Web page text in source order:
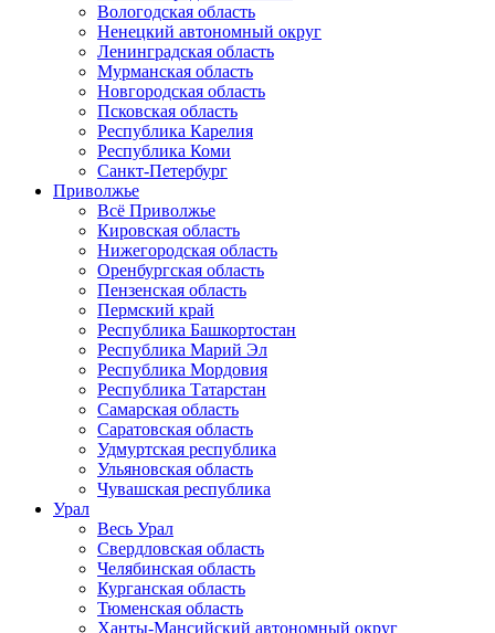
Вологодская область
Ненецкий автономный округ
Ленинградская область
Мурманская область
Новгородская область
Псковская область
Республика Карелия
Республика Коми
Санкт-Петербург
Приволжье
Всё Приволжье
Кировская область
Нижегородская область
Оренбургская область
Пензенская область
Пермский край
Республика Башкортостан
Республика Марий Эл
Республика Мордовия
Республика Татарстан
Самарская область
Саратовская область
Удмуртская республика
Ульяновская область
Чувашская республика
Урал
Весь Урал
Свердловская область
Челябинская область
Курганская область
Тюменская область
Ханты-Мансийский автономный округ